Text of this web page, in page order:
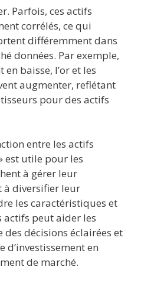
Parfois, ces actifs
corrélés, ce qui
différemment dans
données. Par exemple,
baisse, l’or et les
augmenter, reflétant
pour des actifs
entre les actifs
est utile pour les
à gérer leur
à diversifier leur
les caractéristiques et
actifs peut aider les
décisions éclairées et
en
de marché.